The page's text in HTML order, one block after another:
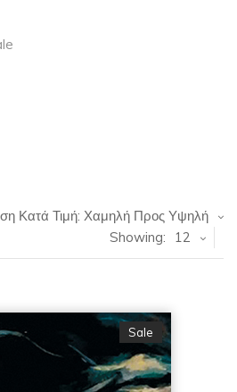
Κατά Τιμή: Χαμηλή Προς Υψηλή
Showing:
12
Sale